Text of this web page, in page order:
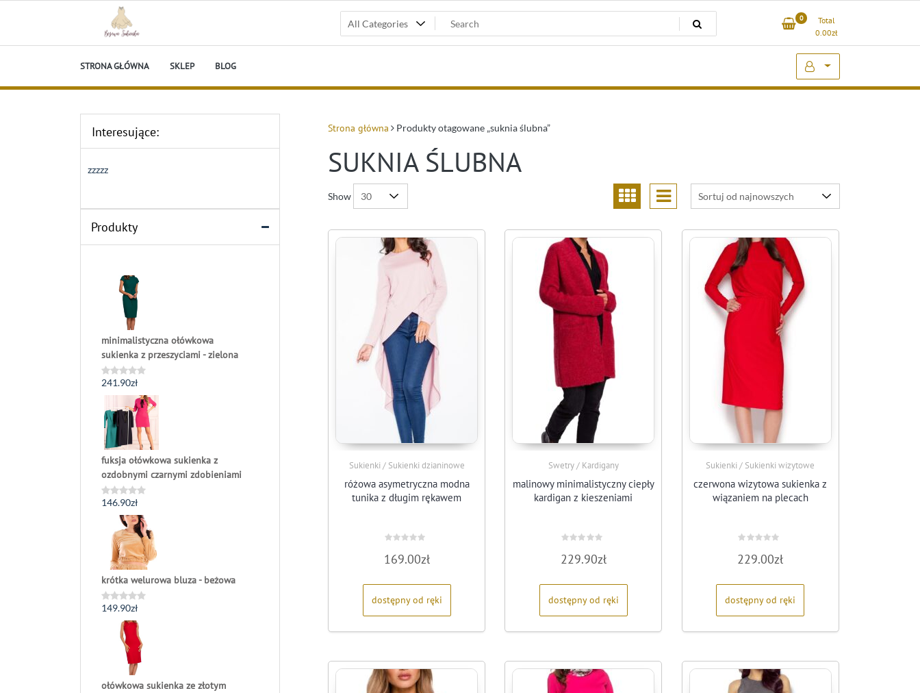
Beżowa Sukienka
0
Total
0.00zł
STRONA GŁÓWNA SKLEP BLOG
Strona główna Produkty otagowane „suknia ślubna”
SUKNIA ŚLUBNA
Show
Sukienki / Sukienki dzianinowe
różowa asymetryczna modna
tunika z długim rękawem
0
na
169.00zł
dostępny od ręki
Swetry / Kardigany
malinowy minimalistyczny ciepły
kardigan z kieszeniami
0
na
229.90zł
dostępny od ręki
Sukienki / Sukienki wizytowe
czerwona wizytowa sukienka z
wiązaniem na plecach
0
na
229.00zł
dostępny od ręki
Interesujące:
zzzzz
Produkty
minimalistyczna ołówkowa
sukienka z przeszyciami - zielona
Oceniono
5
241.90zł
fuksja ołówkowa sukienka z
ozdobnymi czarnymi zdobieniami
Oceniono
146.90zł
krótka welurowa bluza - beżowa
Oceniono
149.90zł
ołówkowa sukienka ze złotym